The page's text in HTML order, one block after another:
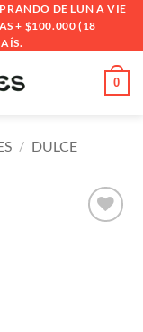
DE LUN A VIE
+ $100.000 (18
0
/ DULCE